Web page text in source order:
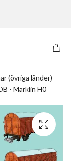
(övriga länder)
- Märklin H0